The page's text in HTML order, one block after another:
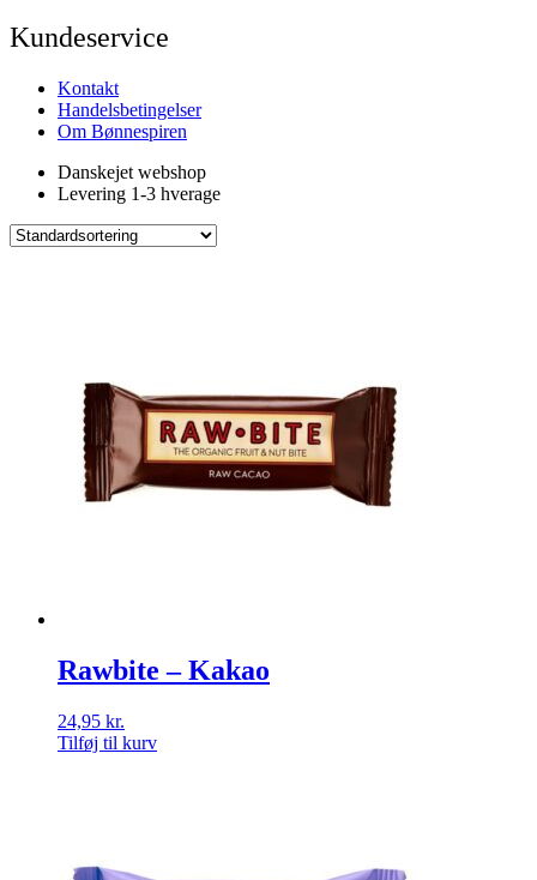
Kundeservice
Kontakt
Handelsbetingelser
Om Bønnespiren
Danskejet webshop
Levering 1-3 hverage
Rawbite – Kakao
24,95 kr.
Tilføj til kurv